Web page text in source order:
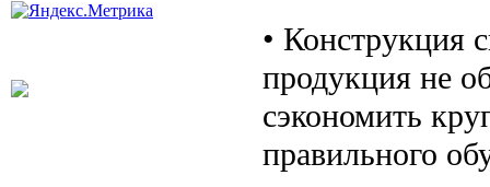
• Конструкция
продукция не
сэкономить
правильного